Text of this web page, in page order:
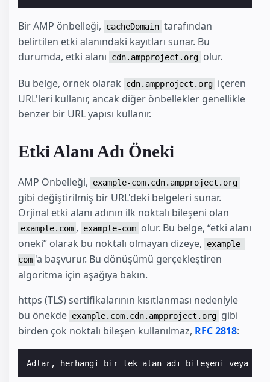
Bir AMP önbelleği, cacheDomain tarafından
belirtilen etki alanındaki kayıtları sunar. Bu
durumda, etki alanı
cdn.ampproject.org olur.
Bu belge, örnek olarak
cdn.ampproject.org içeren
URL'leri kullanır, ancak diğer önbellekler genellikle
benzer bir URL yapısı kullanır.
Etki Alanı Adı Öneki
AMP Önbelleği, example-com.cdn.ampproject.org
gibi değiştirilmiş bir URL'deki belgeleri sunar.
Orjinal etki alanı adının ilk noktalı bileşeni olan
example.com , example-com olur. Bu belge, “etki alanı
öneki” olarak bu noktalı olmayan dizeye,
example-
com 'a başvurur. Bu dönüşümü gerçekleştiren
algoritma için aşağıya bakın.
https (TLS) sertifikalarının kısıtlanması nedeniyle
bu önekde example.com.cdn.ampproject.org gibi
birden çok noktalı bileşen kullanılmaz, RFC 2818:
Adlar, herhangi bir tek alan adı bileşeni veya